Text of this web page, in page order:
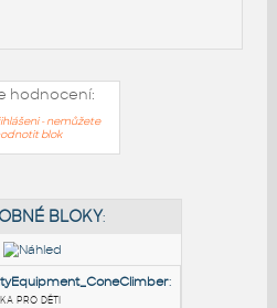
hodnocení:
- nemůžete
blok